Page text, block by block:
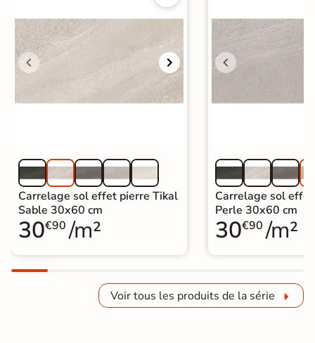
Carrelage sol effet pierre Tikal
Sable 30x60 cm
30€90 /m²
Carrelage sol
Perle 30x60 cm
30€90 /m²
Voir tous les produits de la série